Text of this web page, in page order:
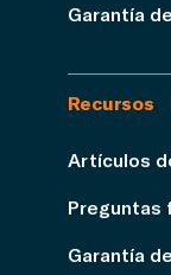
Garantía
Recursos
Artículos
Preguntas
Garantía